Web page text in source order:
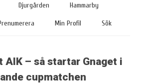
Djurgården Hammarby
Min Profil Sök
AIK – så startar Gnaget i
cupmatchen